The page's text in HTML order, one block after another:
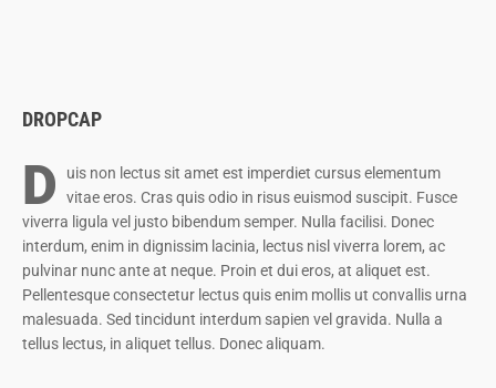
DROPCAP
D
uis non lectus sit amet est imperdiet cursus elementum
vitae eros. Cras quis odio in risus euismod suscipit. Fusce
viverra ligula vel justo bibendum semper. Nulla facilisi. Donec
interdum, enim in dignissim lacinia, lectus nisl viverra lorem, ac
pulvinar nunc ante at neque. Proin et dui eros, at aliquet est.
Pellentesque consectetur lectus quis enim mollis ut convallis urna
malesuada. Sed tincidunt interdum sapien vel gravida. Nulla a
tellus lectus, in aliquet tellus. Donec aliquam.